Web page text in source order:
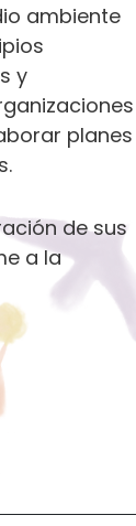
ambiente
y
planes
de sus
a la